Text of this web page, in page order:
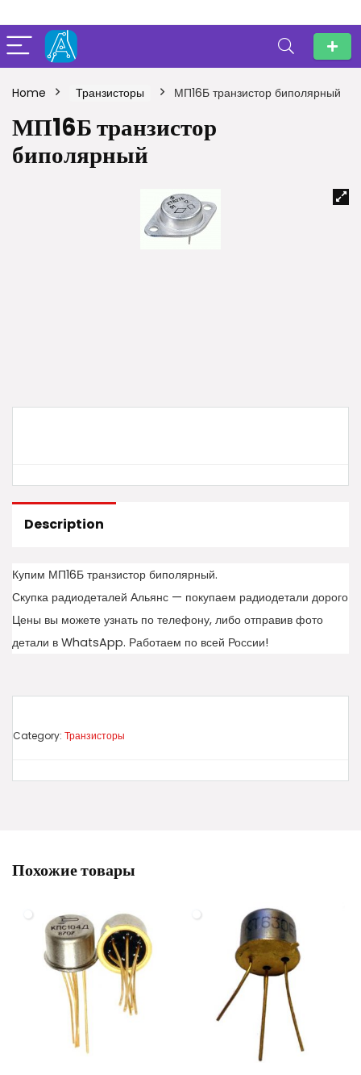
Home Транзисторы МП16Б транзистор биполярный
МП16Б транзистор
биполярный
Description
Купим МП16Б транзистор биполярный.
Скупка радиодеталей Альянс — покупаем радиодетали дорого
Цены вы можете узнать по телефону, либо отправив фото
детали в WhatsApp. Работаем по всей России!
Category: Транзисторы
Похожие товары